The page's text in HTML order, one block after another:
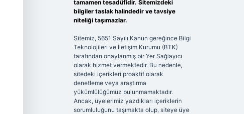
tamamen tesadüfidir. Sitemizdeki
bilgiler taslak halindedir ve tavsiye
niteliği taşımazlar.
Sitemiz, 5651 Sayılı Kanun gereğince Bilgi
Teknolojileri ve İletişim Kurumu (BTK)
tarafından onaylanmış bir Yer Sağlayıcı
olarak hizmet vermektedir. Bu nedenle,
sitedeki içerikleri proaktif olarak
denetleme veya araştırma
yükümlülüğümüz bulunmamaktadır.
Ancak, üyelerimiz yazdıkları içeriklerin
sorumluluğunu taşımakta olup, siteye üye